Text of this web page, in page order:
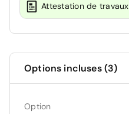
Attestation de travaux
Options incluses (3)
Option